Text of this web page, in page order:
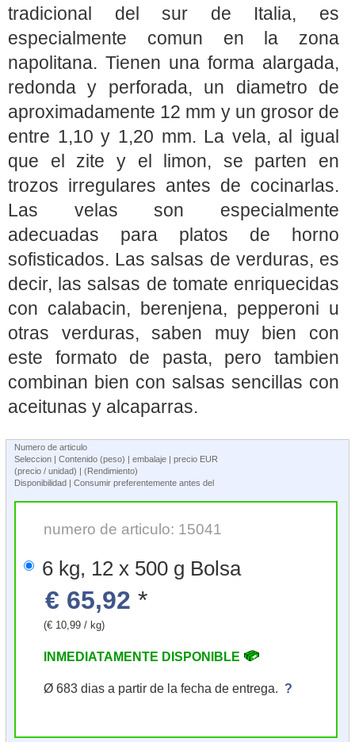
tradicional del sur de Italia, es
especialmente comun en la zona
napolitana. Tienen una forma alargada,
redonda y perforada, un diametro de
aproximadamente 12 mm y un grosor de
entre 1,10 y 1,20 mm. La vela, al igual
que el zite y el limon, se parten en
trozos irregulares antes de cocinarlas.
Las velas son especialmente
adecuadas para platos de horno
sofisticados. Las salsas de verduras, es
decir, las salsas de tomate enriquecidas
con calabacin, berenjena, pepperoni u
otras verduras, saben muy bien con
este formato de pasta, pero tambien
combinan bien con salsas sencillas con
aceitunas y alcaparras.
Numero de articulo
Seleccion | Contenido (peso) | embalaje | precio EUR
(precio / unidad) | (Rendimiento)
Disponibilidad | Consumir preferentemente antes del
numero de articulo: 15041
6 kg, 12 x 500 g Bolsa
€ 65,92 *
(€ 10,99 / kg)
INMEDIATAMENTE DISPONIBLE
Ø 683 dias a partir de la fecha de entrega. ?